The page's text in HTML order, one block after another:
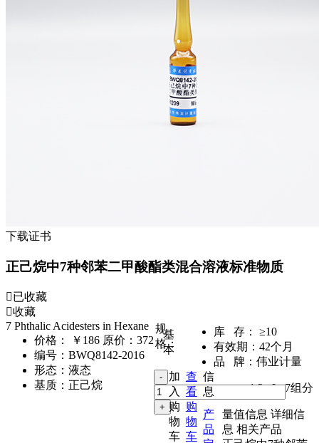
下载证书
正己烷中7种邻苯二甲酸酯类混合溶液标准物质
已收藏
收藏
7 Phthalic Acidesters in Hexane
价格：
￥186 原价：372
编号： BWQ8142-2016
形态： 液态
基质： 正己烷
库 存：
≥10
有效期： 42个月
品 牌： 伟业计量
规
格：
1.2mL,7组分
加
入
购
物
车
查
看
购
物
车
产
品
基
本
信
息
量值信息 详细信
息 相关产品